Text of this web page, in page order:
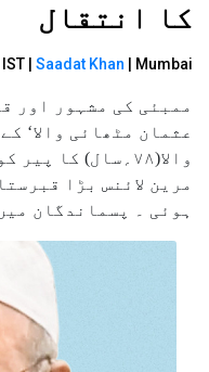
کا انتقال
| Saadat Khan | Mumbai
ممبئی کی مشہور اور
عثمان مٹھائی والا‘
والا(۷۸؍سال)
مرین لائنس بڑا
ہوئی ۔ پسماندگان میں ۴؍بیٹے اور ۳؍بیٹیاں